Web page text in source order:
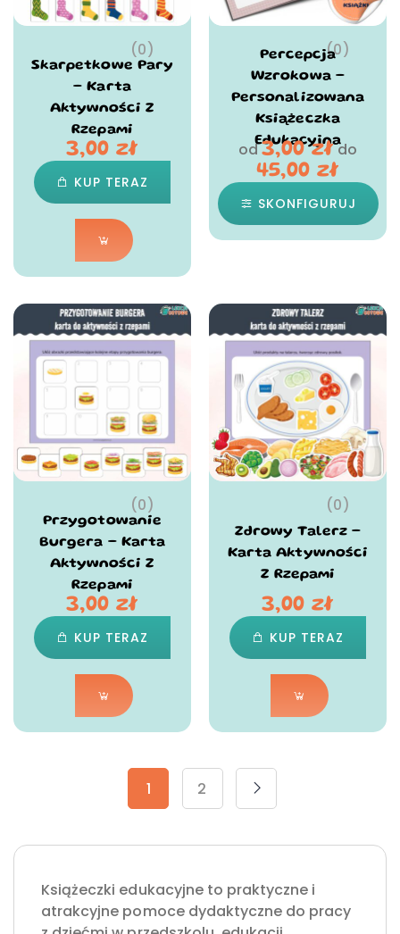
(0)
Skarpetkowe Pary
– Karta
Aktywności Z
Rzepami
3,00zł
KUP TERAZ
(0)
Percepcja
Wzrokowa –
Personalizowana
Książeczka
Edukacyjna
od3,00złdo
45,00zł
SKONFIGURUJ
(0)
Przygotowanie
Burgera – Karta
Aktywności Z
Rzepami
3,00zł
KUP TERAZ
(0)
Zdrowy Talerz –
Karta Aktywności
Z Rzepami
3,00zł
KUP TERAZ
1 2
Książeczki edukacyjne to praktyczne i
atrakcyjne pomoce dydaktyczne do pracy